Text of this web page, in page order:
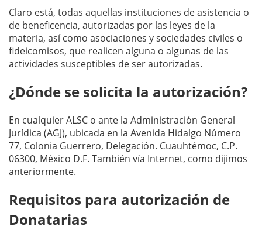
Claro está, todas aquellas instituciones de asistencia o
de beneficencia, autorizadas por las leyes de la
materia, así como asociaciones y sociedades civiles o
fideicomisos, que realicen alguna o algunas de las
actividades susceptibles de ser autorizadas.
¿Dónde se solicita la autorización?
En cualquier ALSC o ante la Administración General
Jurídica (AGJ), ubicada en la Avenida Hidalgo Número
77, Colonia Guerrero, Delegación. Cuauhtémoc, C.P.
06300, México D.F. También vía Internet, como dijimos
anteriormente.
Requisitos para autorización de
Donatarias